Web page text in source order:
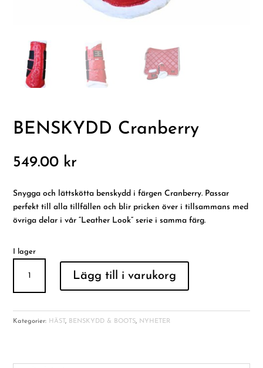
BENSKYDD Cranberry
549.00 kr
Snygga och lättskötta benskydd i färgen Cranberry. Passar
perfekt till alla tillfällen och blir pricken över i tillsammans med
övriga delar i vår “Leather Look” serie i samma färg.
I lager
Cranberry
mängd
Lägg till i varukorg
Kategorier: HÄST, BENSKYDD & BOOTS, NYHETER